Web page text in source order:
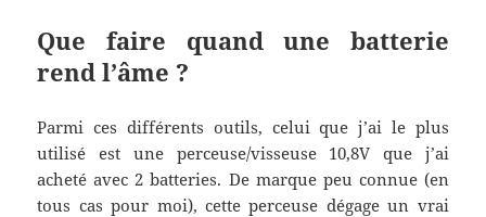
Que faire quand une batterie
rend l’âme ?
Parmi ces différents outils, celui que j’ai le plus
utilisé est une perceuse/visseuse 10,8V que j’ai
acheté avec 2 batteries. De marque peu connue (en
tous cas pour moi), cette perceuse dégage un vrai